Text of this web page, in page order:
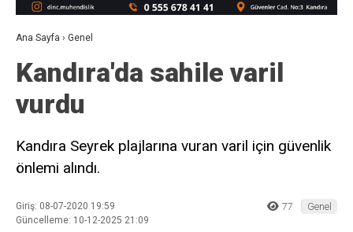
Ana Sayfa › Genel
Kandıra'da sahile varil
vurdu
Kandıra Seyrek plajlarına vuran varil için güvenlik
önlemi alındı.
Giriş: 08-07-2020 19:59
Güncelleme: 10-12-2025 21:09
77 Genel